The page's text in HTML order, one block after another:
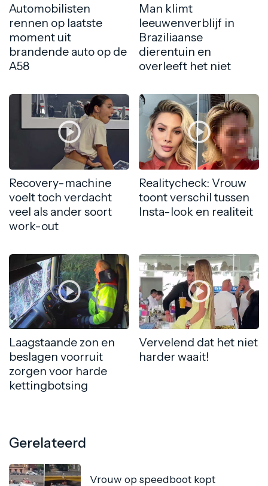
Automobilisten
rennen op laatste
moment uit
brandende auto op de
A58
Man klimt
leeuwenverblijf in
Braziliaanse
dierentuin en
overleeft het niet
Recovery-machine
voelt toch verdacht
veel als ander soort
work-out
Realitycheck: Vrouw
toont verschil tussen
Insta-look en realiteit
Laagstaande zon en
beslagen voorruit
zorgen voor harde
kettingbotsing
Vervelend dat het niet
harder waait!
Gerelateerd
Vrouw op speedboot kopt